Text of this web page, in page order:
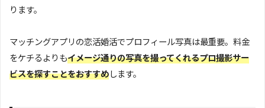
ります。
マッチングアプリの恋活婚活でプロフィール写真は最重要。料金
をケチるよりもイメージ通りの写真を撮ってくれるプロ撮影サー
ビスを探すことをおすすめします。